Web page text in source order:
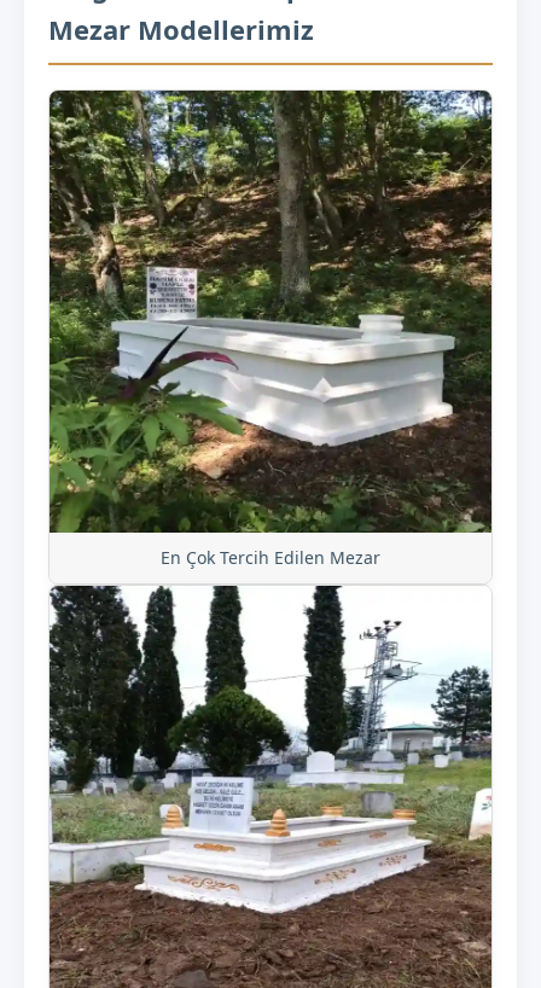
Mezar Modellerimiz
En Çok Tercih Edilen Mezar